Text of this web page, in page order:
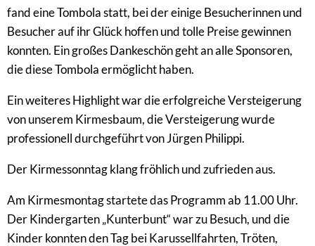
fand eine Tombola statt, bei der einige Besucherinnen und
Besucher auf ihr Glück hoffen und tolle Preise gewinnen
konnten. Ein großes Dankeschön geht an alle Sponsoren,
die diese Tombola ermöglicht haben.
Ein weiteres Highlight war die erfolgreiche Versteigerung
von unserem Kirmesbaum, die Versteigerung wurde
professionell durchgeführt von Jürgen Philippi.
Der Kirmessonntag klang fröhlich und zufrieden aus.
Am Kirmesmontag startete das Programm ab 11.00 Uhr.
Der Kindergarten „Kunterbunt“ war zu Besuch, und die
Kinder konnten den Tag bei Karussellfahrten, Tröten,